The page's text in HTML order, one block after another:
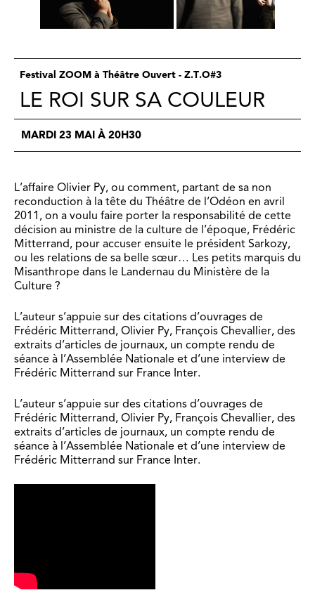
Festival ZOOM à Théâtre Ouvert - Z.T.O#3
LE ROI SUR SA COULEUR
MARDI 23 MAI À 20H30
L’affaire Olivier Py, ou comment, partant de sa non
reconduction à la tête du Théâtre de l’Odéon en avril
2011, on a voulu faire porter la responsabilité de cette
décision au ministre de la culture de l’époque, Frédéric
Mitterrand, pour accuser ensuite le président Sarkozy,
ou les relations de sa belle sœur… Les petits marquis du
Misanthrope dans le Landernau du Ministère de la
Culture ?
L’auteur s’appuie sur des citations d’ouvrages de
Frédéric Mitterrand, Olivier Py, François Chevallier, des
extraits d’articles de journaux, un compte rendu de
séance à l’Assemblée Nationale et d’une interview de
Frédéric Mitterrand sur France Inter.
L’auteur s’appuie sur des citations d’ouvrages de
Frédéric Mitterrand, Olivier Py, François Chevallier, des
extraits d’articles de journaux, un compte rendu de
séance à l’Assemblée Nationale et d’une interview de
Frédéric Mitterrand sur France Inter.